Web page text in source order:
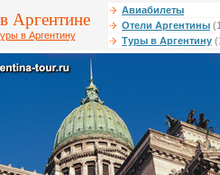
Аргентине
в Аргентину
Авиабилеты
Отели Аргентины
Туры в Аргентину